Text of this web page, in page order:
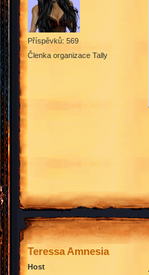
Příspěvků: 569
Členka organizace Tally
Teressa Amnesia
Host